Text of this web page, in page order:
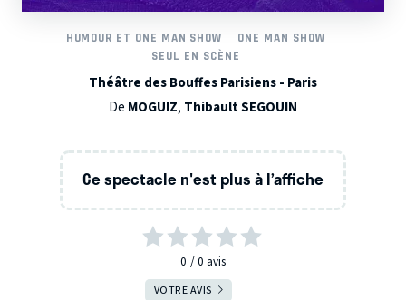
HUMOUR ET ONE MAN SHOW
ONE MAN SHOW
SEUL EN SCÈNE
Théâtre des Bouffes Parisiens - Paris
De MOGUIZ, Thibault SEGOUIN
Ce spectacle n'est plus à l’affiche
0 0 avis
VOTRE AVIS